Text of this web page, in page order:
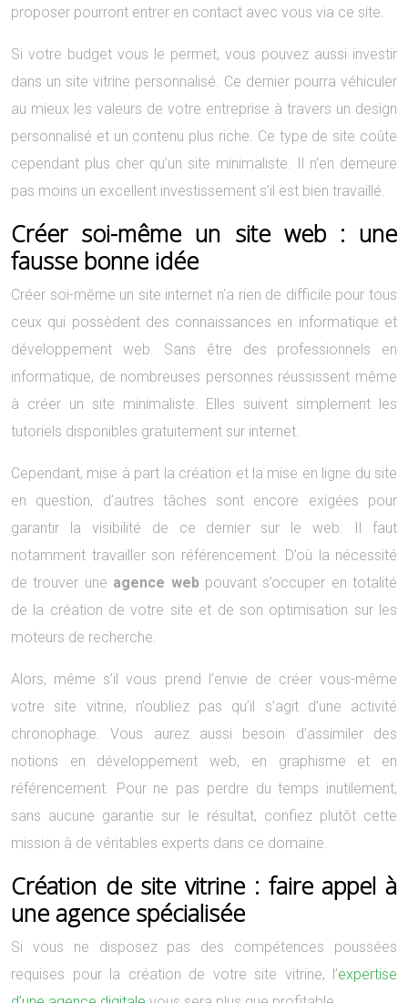
proposer pourront entrer en contact avec vous via ce site.
Si votre budget vous le permet, vous pouvez aussi investir
dans un site vitrine personnalisé. Ce dernier pourra véhiculer
au mieux les valeurs de votre entreprise à travers un design
personnalisé et un contenu plus riche. Ce type de site coûte
cependant plus cher qu’un site minimaliste. Il n’en demeure
pas moins un excellent investissement s’il est bien travaillé.
Créer soi-même un site web : une
fausse bonne idée
Créer soi-même un site internet n’a rien de difficile pour tous
ceux qui possèdent des connaissances en informatique et
développement web. Sans être des professionnels en
informatique, de nombreuses personnes réussissent même
à créer un site minimaliste. Elles suivent simplement les
tutoriels disponibles gratuitement sur internet.
Cependant, mise à part la création et la mise en ligne du site
en question, d’autres tâches sont encore exigées pour
garantir la visibilité de ce dernier sur le web. Il faut
notamment travailler son référencement. D’où la nécessité
de trouver une agence web pouvant s’occuper en totalité
de la création de votre site et de son optimisation sur les
moteurs de recherche.
Alors, même s’il vous prend l’envie de créer vous-même
votre site vitrine, n’oubliez pas qu’il s’agit d’une activité
chronophage. Vous aurez aussi besoin d’assimiler des
notions en développement web, en graphisme et en
référencement. Pour ne pas perdre du temps inutilement,
sans aucune garantie sur le résultat, confiez plutôt cette
mission à de véritables experts dans ce domaine.
Création de site vitrine : faire appel à
une agence spécialisée
Si vous ne disposez pas des compétences poussées
requises pour la création de votre site vitrine, l’expertise